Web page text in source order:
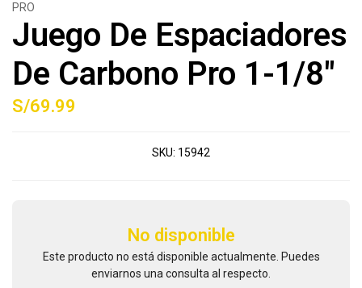
PRO
Juego De Espaciadores
De Carbono Pro 1-1/8"
S/69.99
SKU: 15942
No disponible
Este producto no está disponible actualmente. Puedes
enviarnos una consulta al respecto.